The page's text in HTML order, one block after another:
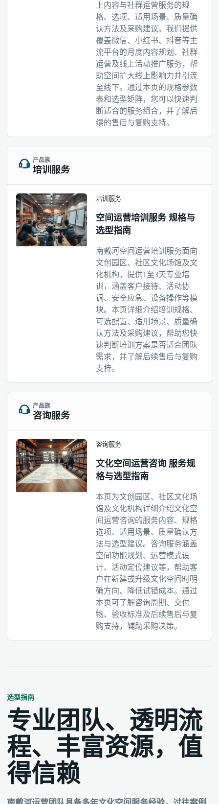
上内容与社群运营服务的规
格、选项、适用场景、质量确
认方法及采购建议。我们提供
覆盖微信、小红书、抖音等主
流平台的月度内容规划、社群
运营及线上活动推广服务，帮
助空间扩大线上影响力并引流
至线下。通过本页的规格参数
表和选型矩阵，您可以快速判
断适合的服务组合，并了解后
续的售后与复购支持。
产品族
培训服务
培训服务
空间运营培训服务 规格与
选型指南
南戴河空间运营培训服务面向
文创园区、社区文化场馆及文
化机构，提供1至3天专业培
训，涵盖客户接待、活动协
调、安全应急、设备操作等模
块。本页详细介绍培训规格、
可选配置、适用场景、质量确
认方法及采购建议，帮助您快
速判断培训方案是否适合团队
需求，并了解后续售后与复购
支持。
产品族
咨询服务
咨询服务
文化空间运营咨询 服务规
格与选型指南
本页为文创园区、社区文化场
馆及文化机构详细介绍文化空
间运营咨询的服务内容、规格
选项、适用场景、质量确认方
法与选型建议。咨询服务涵盖
空间功能规划、运营模式设
计、活动定位建议等，帮助客
户在新建或升级文化空间时明
确方向、降低试错成本。通过
本页可了解咨询周期、交付
物、验收标准及后续售后与复
购支持，辅助采购决策。
选型指南
专业团队、透明流
程、丰富资源，值
得信赖